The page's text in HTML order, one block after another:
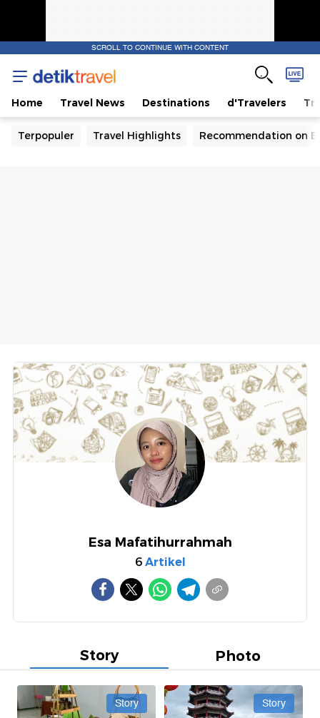
SCROLL TO CONTINUE WITH CONTENT
Home Travel News Destinations d'Travelers
Terpopuler Travel Highlights Recommendation on
Esa Mafatihurrahmah
6 Artikel
Story Photo
Story Story